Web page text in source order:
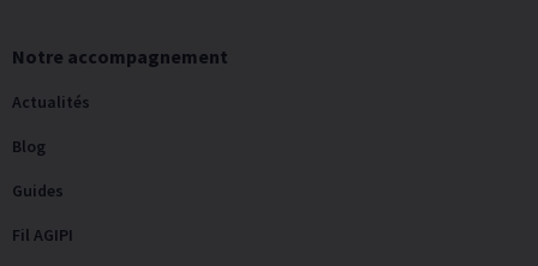
Notre accompagnement
Actualités
Blog
Guides
Fil AGIPI